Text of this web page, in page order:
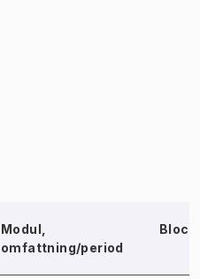
Modul,
omfattning/period
Block